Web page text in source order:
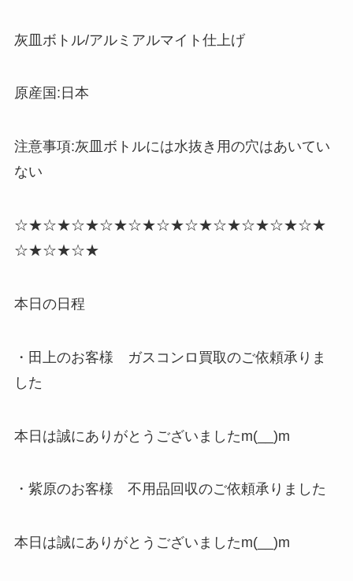
灰皿ボトル/アルミアルマイト仕上げ
原産国:日本
注意事項:灰皿ボトルには水抜き用の穴はあいてい
ない
☆★☆★☆★☆★☆★☆★☆★☆★☆★☆★☆★
☆★☆★☆★
本日の日程
・田上のお客様 ガスコンロ買取のご依頼承りま
した
本日は誠にありがとうございましたm(__)m
・紫原のお客様 不用品回収のご依頼承りました
本日は誠にありがとうございましたm(__)m